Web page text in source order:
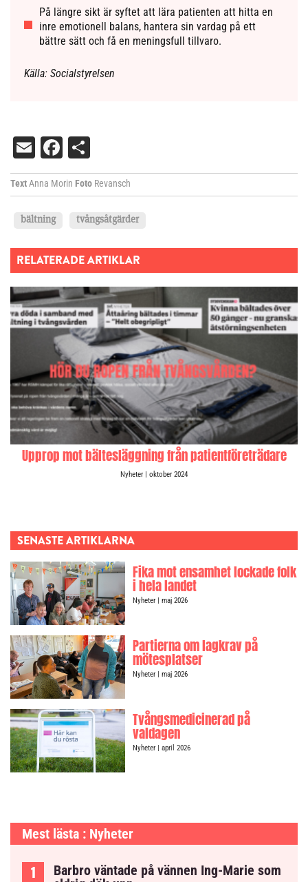
På längre sikt är syftet att lära patienten att hitta en
inre emotionell balans, hantera sin vardag på ett
bättre sätt och få en meningsfull tillvaro.
Källa: Socialstyrelsen
EmailFacebook
TextAnna Morin Foto Revansch
bältning tvångsåtgärder
RELATERADE ARTIKLAR
Upprop mot bältesläggning från patientföreträdare
Nyheter | oktober 2024
SENASTE ARTIKLARNA
Fika mot ensamhet lockade folk
i hela landet
Nyheter| maj 2026
Partierna om lagkrav på
mötesplatser
Nyheter| maj 2026
Tvångsmedicinerad på
valdagen
Nyheter| april 2026
Mest lästa : Nyheter
Barbro väntade på vännen Ing-Marie som